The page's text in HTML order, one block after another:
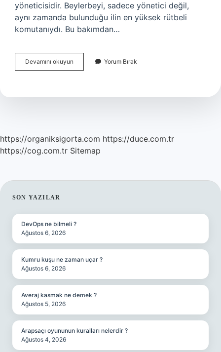
yöneticisidir. Beylerbeyi, sadece yönetici değil,
aynı zamanda bulunduğu ilin en yüksek rütbeli
komutanıydı. Bu bakımdan…
Devamını okuyun Anadolu
Beylerbeyi
Yorum Bırak
https://organiksigorta.com https://duce.com.tr
https://cog.com.tr Sitemap
SIDEBAR
SON YAZILAR
DevOps ne bilmeli ?
Ağustos 6, 2026
Kumru kuşu ne zaman uçar ?
Ağustos 6, 2026
Averaj kasmak ne demek ?
Ağustos 5, 2026
Arapsaçı oyununun kuralları nelerdir ?
Ağustos 4, 2026